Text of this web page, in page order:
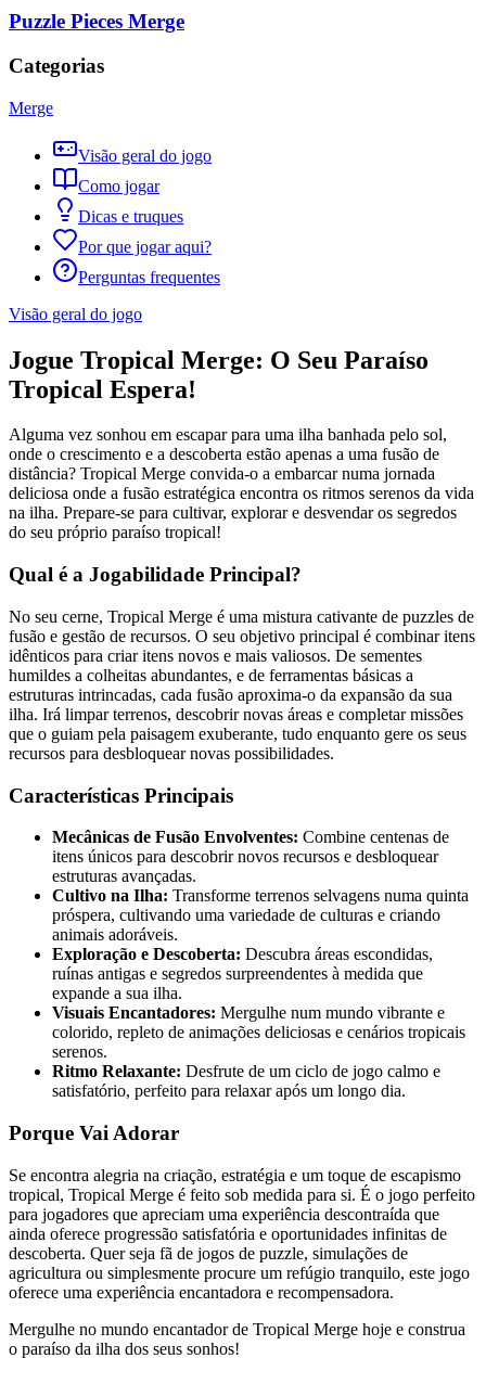
Puzzle Pieces Merge
Categorias
Merge
Visão geral do jogo
Como jogar
Dicas e truques
Por que jogar aqui?
Perguntas frequentes
Visão geral do jogo
Jogue Tropical Merge: O Seu Paraíso
Tropical Espera!
Alguma vez sonhou em escapar para uma ilha banhada pelo sol,
onde o crescimento e a descoberta estão apenas a uma fusão de
distância? Tropical Merge convida-o a embarcar numa jornada
deliciosa onde a fusão estratégica encontra os ritmos serenos da vida
na ilha. Prepare-se para cultivar, explorar e desvendar os segredos
do seu próprio paraíso tropical!
Qual é a Jogabilidade Principal?
No seu cerne, Tropical Merge é uma mistura cativante de puzzles de
fusão e gestão de recursos. O seu objetivo principal é combinar itens
idênticos para criar itens novos e mais valiosos. De sementes
humildes a colheitas abundantes, e de ferramentas básicas a
estruturas intrincadas, cada fusão aproxima-o da expansão da sua
ilha. Irá limpar terrenos, descobrir novas áreas e completar missões
que o guiam pela paisagem exuberante, tudo enquanto gere os seus
recursos para desbloquear novas possibilidades.
Características Principais
Mecânicas de Fusão Envolventes: Combine centenas de
itens únicos para descobrir novos recursos e desbloquear
estruturas avançadas.
Cultivo na Ilha: Transforme terrenos selvagens numa quinta
próspera, cultivando uma variedade de culturas e criando
animais adoráveis.
Exploração e Descoberta: Descubra áreas escondidas,
ruínas antigas e segredos surpreendentes à medida que
expande a sua ilha.
Visuais Encantadores: Mergulhe num mundo vibrante e
colorido, repleto de animações deliciosas e cenários tropicais
serenos.
Ritmo Relaxante: Desfrute de um ciclo de jogo calmo e
satisfatório, perfeito para relaxar após um longo dia.
Porque Vai Adorar
Se encontra alegria na criação, estratégia e um toque de escapismo
tropical, Tropical Merge é feito sob medida para si. É o jogo perfeito
para jogadores que apreciam uma experiência descontraída que
ainda oferece progressão satisfatória e oportunidades infinitas de
descoberta. Quer seja fã de jogos de puzzle, simulações de
agricultura ou simplesmente procure um refúgio tranquilo, este jogo
oferece uma experiência encantadora e recompensadora.
Mergulhe no mundo encantador de Tropical Merge hoje e construa
o paraíso da ilha dos seus sonhos!